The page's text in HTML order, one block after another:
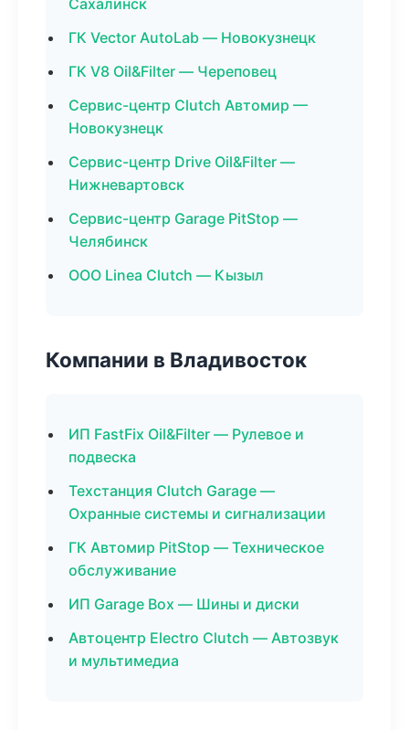
Сахалинск
ГК Vector AutoLab — Новокузнецк
ГК V8 Oil&Filter — Череповец
Сервис-центр Clutch Автомир —
Новокузнецк
Сервис-центр Drive Oil&Filter —
Нижневартовск
Сервис-центр Garage PitStop —
Челябинск
ООО Linea Clutch — Кызыл
Компании в Владивосток
ИП FastFix Oil&Filter — Рулевое и
подвеска
Техстанция Clutch Garage —
Охранные системы и сигнализации
ГК Автомир PitStop — Техническое
обслуживание
ИП Garage Box — Шины и диски
Автоцентр Electro Clutch — Автозвук
и мультимедиа